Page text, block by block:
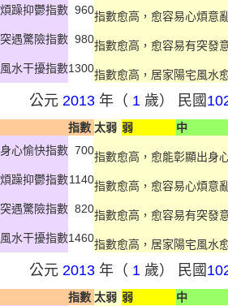
煩躁抑鬱指數 960指數愈高，愈容易心煩意
突遇驚險指數 980指數愈高，愈容易有突發
風水干擾指數1300指數愈高，居家陽宅風水
公元2013 年（ 1 歲） 民國
指數 太弱 弱 中
身心愉快指數 700指數愈高，愈能彰顯出身
煩躁抑鬱指數1140指數愈高，愈容易心煩意
突遇驚險指數 820指數愈高，愈容易有突發
風水干擾指數1460指數愈高，居家陽宅風水
公元2013 年（ 1 歲） 民國
指數 太弱 弱 中